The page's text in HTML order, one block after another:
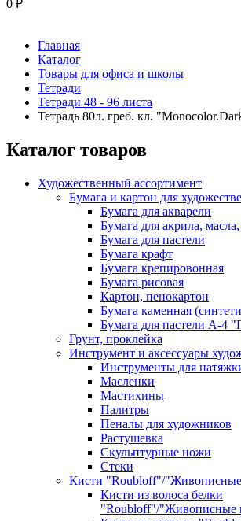
0 ₽
Главная
Каталог
Товары для офиса и школы
Тетради
Тетради 48 - 96 листа
Тетрадь 80л. греб. кл.
Каталог товаров
Художественный ассортимент
Бумага и картон для
Бумага для акварели
Бумага для акрила,
Бумага для пастели
Бумага крафт
Бумага крепировонная
Бумага рисовая
Картон, пенокартон
Бумага каменная
Бумага для пастели А-4
Грунт, проклейка
Инструмент и аксессуары
Инструменты для
Масленки
Мастихины
Палитры
Пеналы для художников
Растушевка
Скульптурные ножи
Стеки
Кисти "Roubloff"/
Кисти из волоса белки
"Roubloff"/"Живописные